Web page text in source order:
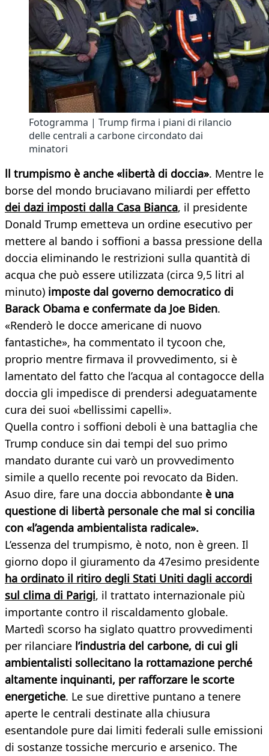
Fotogramma | Trump firma i piani di rilancio
delle centrali a carbone circondato dai
minatori
ll trumpismo è anche «libertà di doccia». Mentre le
borse del mondo bruciavano miliardi per effetto
dei dazi imposti dalla Casa Bianca, il presidente
Donald Trump emetteva un ordine esecutivo per
mettere al bando i soffioni a bassa pressione della
doccia eliminando le restrizioni sulla quantità di
acqua che può essere utilizzata (circa 9,5 litri al
minuto) imposte dal governo democratico di
Barack Obama e confermate da Joe Biden.
«Renderò le docce americane di nuovo
fantastiche», ha commentato il tycoon che,
proprio mentre firmava il provvedimento, si è
lamentato del fatto che l’acqua al contagocce della
doccia gli impedisce di prendersi adeguatamente
cura dei suoi «bellissimi capelli».
Quella contro i soffioni deboli è una battaglia che
Trump conduce sin dai tempi del suo primo
mandato durante cui varò un provvedimento
simile a quello recente poi revocato da Biden.
Asuo dire, fare una doccia abbondante è una
questione di libertà personale che mal si concilia
con «l’agenda ambientalista radicale».
L’essenza del trumpismo, è noto, non è green. Il
giorno dopo il giuramento da 47esimo presidente
ha ordinato il ritiro degli Stati Uniti dagli accordi
sul clima di Parigi, il trattato internazionale più
importante contro il riscaldamento globale.
Martedì scorso ha siglato quattro provvedimenti
per rilanciare l’industria del carbone, di cui gli
ambientalisti sollecitano la rottamazione perché
altamente inquinanti, per rafforzare le scorte
energetiche. Le sue direttive puntano a tenere
aperte le centrali destinate alla chiusura
esentandole pure dai limiti federali sulle emissioni
di sostanze tossiche mercurio e arsenico. The